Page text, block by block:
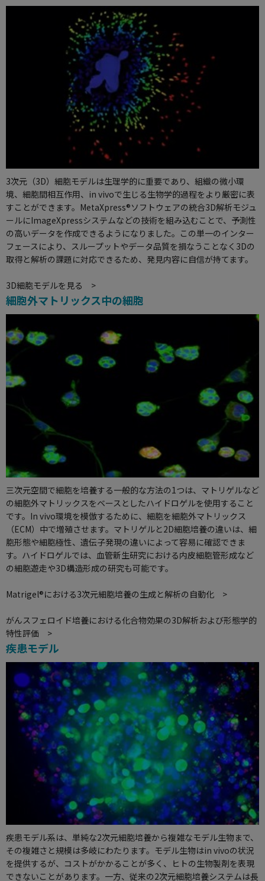
3次元（3D）細胞モデルは生理学的に重要であり、組織の微小環
境、細胞間相互作用、in vivoで生じる生物学的過程をより厳密に表
すことができます。MetaXpress®ソフトウェアの統合3D解析モジュ
ールにImageXpressシステムなどの技術を組み込むことで、予測性
の高いデータを作成できるようになりました。この単一のインター
フェースにより、スループットやデータ品質を損なうことなく3Dの
取得と解析の課題に対応できるため、発見内容に自信が持てます。
3D細胞モデルを見る >
細胞外マトリックス中の細胞
三次元空間で細胞を培養する一般的な方法の1つは、マトリゲルなど
の細胞外マトリックスをベースとしたハイドロゲルを使用すること
です。In vivo環境を模倣するために、細胞を細胞外マトリックス
（ECM）中で増殖させます。マトリゲルと2D細胞培養の違いは、細
胞形態や細胞極性、遺伝子発現の違いによって容易に確認できま
す。ハイドロゲルでは、血管新生研究における内皮細胞管形成など
の細胞遊走や3D構造形成の研究も可能です。
Matrigel®における3次元細胞培養の生成と解析の自動化 >
がんスフェロイド培養における化合物効果の3D解析および形態学的
特性評価 >
疾患モデル
疾患モデル系は、単純な2次元細胞培養から複雑なモデル生物まで、
その複雑さと規模は多岐にわたります。モデル生物はin vivoの状況
を提供するが、コストがかかることが多く、ヒトの生物製剤を表現
できないことがあります。一方、従来の2次元細胞培養システムは長